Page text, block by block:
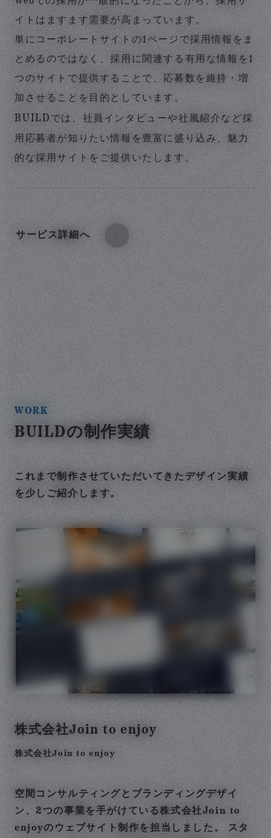
イトはますます需要が高まっています。
単にコーポレートサイトの1ページで採用情報をま
とめるのではなく、採用に関連する有用な情報を1
つのサイトで提供することで、応募数を維持・増
加させることを目的としています。
BUILD では、社員インタビューや社風紹介など採
用応募者が知りたい情報を豊富に盛り込み、魅力
的な採用サイトをご提供いたします。
サービス詳細へ
WORK
BUILDの制作実績
これまで制作させていただいてきたデザイン実績
を少しご紹介します。
株式会社Join to enjoy
株式会社Join to enjoy
空間コンサルティングとブランディングデザイ
ン、2つの事業を手がけている株式会社Join to
enjoyのウェブサイト制作を担当しました。 スタ